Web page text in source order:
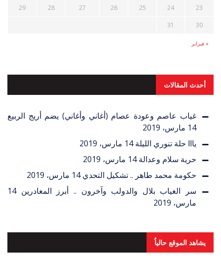
« فبراير
23
24
25
26
27
28
29
30
31
أحدث المقالات
غياب عاصم وعودة عصام (أغاني وأغاني) يضم أريج الربيع
14 مارس، 2019
يااا حلة تنوري الليلة 14 مارس، 2019
حرية سلام وعدالة 14 مارس، 2019
حكومة محمد طاهر .. تشكيل التحدي 14 مارس، 2019
سر الغياب بلال والدولب وآخرون .. أبرز المغادرين 14
مارس، 2019
يشاهد الموقع حالياُ